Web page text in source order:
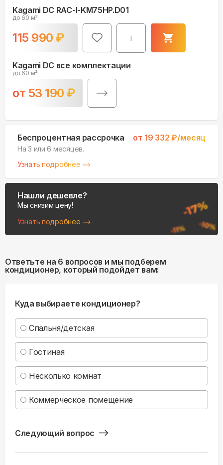
Kagami DC RAC-I-KM75HP.D01
до 60 м²
115 990 ₽ i
Kagami DC все комплектации
до 60 м²
от 53 190 ₽
Беспроцентная рассрочка от 19 332 ₽/месяц
На 3 или 6 месяцев.
Узнать подробнее
Нашли дешевле?
Мы снизим цену!
Узнать подробнее
Ответьте на 6 вопросов и мы подберем
кондиционер, который подойдет вам:
Куда выбираете кондиционер?
Спальня/детская
Гостиная
Несколько комнат
Коммерческое помещение
Следующий вопрос